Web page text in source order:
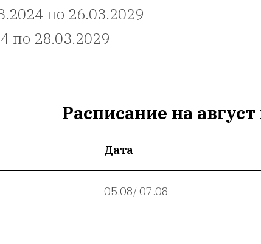
по 26.03.2029
по 28.03.2029
Расписание на
Дата
05.08/ 07.08